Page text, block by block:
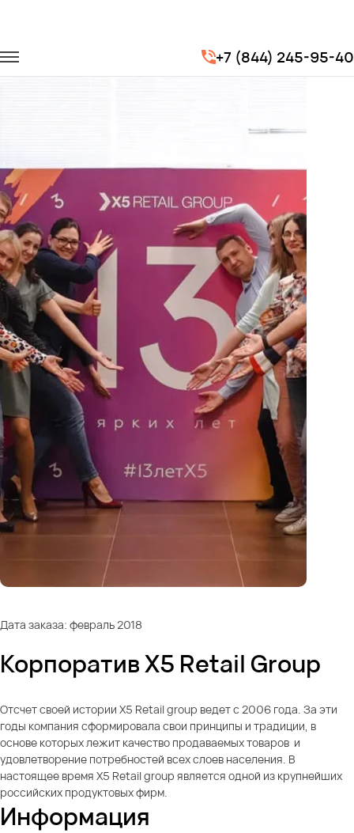
+7 (844) 245-95-40
Корпоративные перевозки
Корпоратив X5 Retail Group
Дата заказа: февраль 2018
Корпоратив X5 Retail Group
Отсчет своей истории X5 Retail group ведет с 2006 года. За эти
годы компания сформировала свои принципы и традиции, в
основе которых лежит качество продаваемых товаров и
удовлетворение потребностей всех слоев населения. В
настоящее время X5 Retail group является одной из крупнейших
российских продуктовых фирм.
Информация